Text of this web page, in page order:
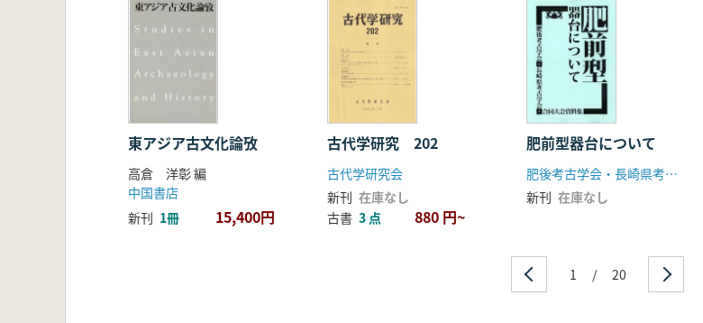
鎌田 浩平 薩摩半島西海岸側の地域編年に向けての基礎作業-甕・壷形土器を対象と
松崎 大嗣 成川式土器と古代土師器の「折衷型」-指宿市敷領遺跡十町地点出土の資
相美 伊久雄 南九州東端域における7～8世紀の土器様相-志布志湾北岸域の甕形土
大西 智和 地下式横穴墓出土の蛇行剣の性格
中村 友昭 古墳時代薩摩地域における琉球列島産貝利用の様相
山野 ケン陽次郎 先史琉球列島における円盤状貝製品の研究
中村 直子 中岳山麓窯跡群に関する研究現状と課題
新里 貴之 沖永良部島鳳雛洞第4洞口遺跡の特質
桒畑 光博 桜島火山噴火災害を受けた中世の水田と畠
岩元 康成 中世後半から近世初頭の南九州における東南アジア陶磁器と華南三彩
坪根 伸也 豊後府内(中世大友府内町跡)から出土する戦国時代の鍵と錠
上田 耕 鹿児島(鶴丸)城二之丸跡から発見の花十字紋瓦とその背景-近代以前の鹿児
徳留 大輔 出土状況からみた江戸時代の萩焼の流通と消費
東アジア古文化論攷
高倉 洋彰 編
中国書店
新刊 1冊 15,400円
古代学研究 202
古代学研究会
新刊 在庫なし
古書 3 点 880 円~
肥前型器台について
肥後考古学会・長崎県考古学会
新刊 在庫なし
1 / 20